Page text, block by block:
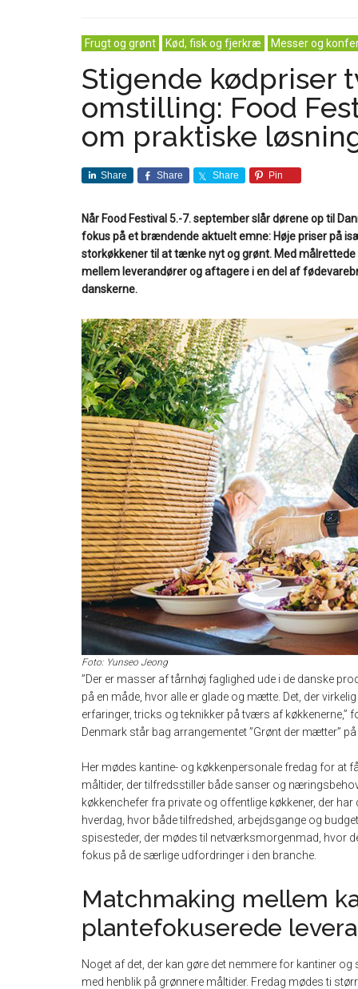
Frugt og grønt Kød, fisk og fjerkræ Messer og
Stigende kødpriser
omstilling: Food
om praktiske
Share Share Share Pin
Når Food Festival 5.-7. september slår dørene op til
fokus på et brændende aktuelt emne: Høje priser på
storkøkkener til at tænke nyt og grønt. Med
mellem leverandører og aftagere i en del af
danskerne.
Foto: Yunseo Jeong
”Der er masser af tårnhøj faglighed ude i de danske
på en måde, hvor alle er glade og mætte. Det, der
erfaringer, tricks og teknikker på tværs af
Denmark står bag arrangementet ”Grønt der mætter”
Her mødes kantine- og køkkenpersonale fredag for at
måltider, der tilfredsstiller både sanser og
køkkenchefer fra private og offentlige køkkener, der
hverdag, hvor både tilfredshed, arbejdsgange og
spisesteder, der mødes til netværksmorgenmad, hvor
fokus på de særlige udfordringer i den branche.
Matchmaking mellem
plantefokuserede
Noget af det, der kan gøre det nemmere for kantiner
med henblik på grønnere måltider. Fredag mødes ti